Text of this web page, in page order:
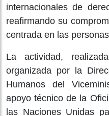
internacionales de
reafirmando su
centrada en las
La actividad,
organizada por la
Humanos del
apoyo técnico de la
las Naciones Unidas